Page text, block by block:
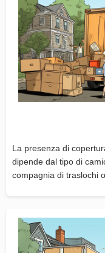
La presenza di
dipende dal tipo di
compagnia di traslochi